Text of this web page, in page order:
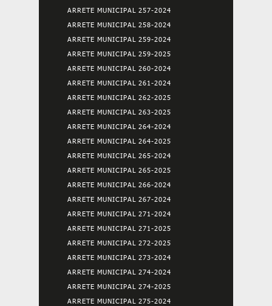
ARRETE MUNICIPAL 257-2024
ARRETE MUNICIPAL 258-2024
ARRETE MUNICIPAL 259-2024
ARRETE MUNICIPAL 259-2025
ARRETE MUNICIPAL 260-2024
ARRETE MUNICIPAL 261-2024
ARRETE MUNICIPAL 262-2025
ARRETE MUNICIPAL 263-2025
ARRETE MUNICIPAL 264-2024
ARRETE MUNICIPAL 264-2025
ARRETE MUNICIPAL 265-2024
ARRETE MUNICIPAL 265-2025
ARRETE MUNICIPAL 266-2024
ARRETE MUNICIPAL 267-2024
ARRETE MUNICIPAL 271-2024
ARRETE MUNICIPAL 271-2025
ARRETE MUNICIPAL 272-2025
ARRETE MUNICIPAL 273-2024
ARRETE MUNICIPAL 274-2024
ARRETE MUNICIPAL 274-2025
ARRETE MUNICIPAL 275-2024